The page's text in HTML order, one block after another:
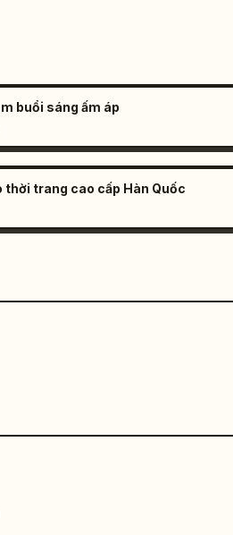
buổi sáng ấm áp
thời trang cao cấp Hàn Quốc